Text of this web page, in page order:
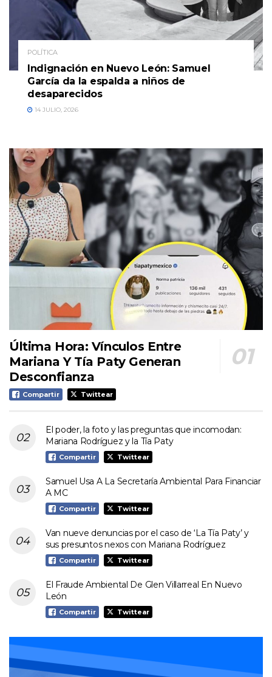
POLÍTICA
Indignación en Nuevo León: Samuel
García da la espalda a niños de
desaparecidos
14 JULIO, 2026
Última Hora: Vínculos Entre
Mariana Y Tía Paty Generan
Desconfianza
Compartir Twittear
El poder, la foto y las preguntas que incomodan:
Mariana Rodríguez y la Tía Paty
Compartir Twittear
Samuel Usa A La Secretaría Ambiental Para Financiar
A MC
Compartir Twittear
Van nueve denuncias por el caso de ‘La Tía Paty’ y
sus presuntos nexos con Mariana Rodríguez
Compartir Twittear
El Fraude Ambiental De Glen Villarreal En Nuevo
León
Compartir Twittear